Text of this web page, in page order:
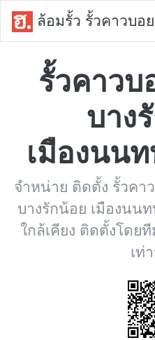
ล้อมรั้ว รั้วคาวบอ
รั้วคาวบ
บาง
เมืองนน
จำหน่าย ติดตั้ง รั้วคา
บางรักน้อย เมืองนน
ใกล้เคียง ติดตั้งโด
เท่